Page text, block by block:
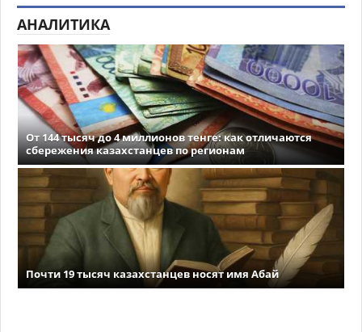
АНАЛИТИКА
От 144 тысяч до 4 миллионов тенге: как отличаются
сбережения казахстанцев по регионам
Почти 19 тысяч казахстанцев носят имя Абай